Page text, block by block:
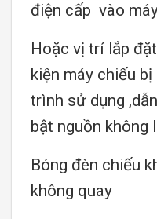
điện cấp vào
Hoặc vị trí lắp
kiện máy chiếu
trình sử dụng
bật nguồn không
Bóng đèn chiếu
không quay